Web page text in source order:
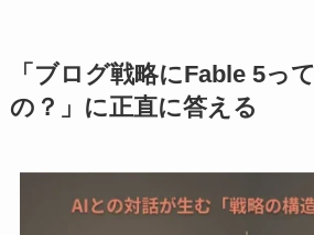
「ブログ戦略にFable 5っ
の？」に正直に答える